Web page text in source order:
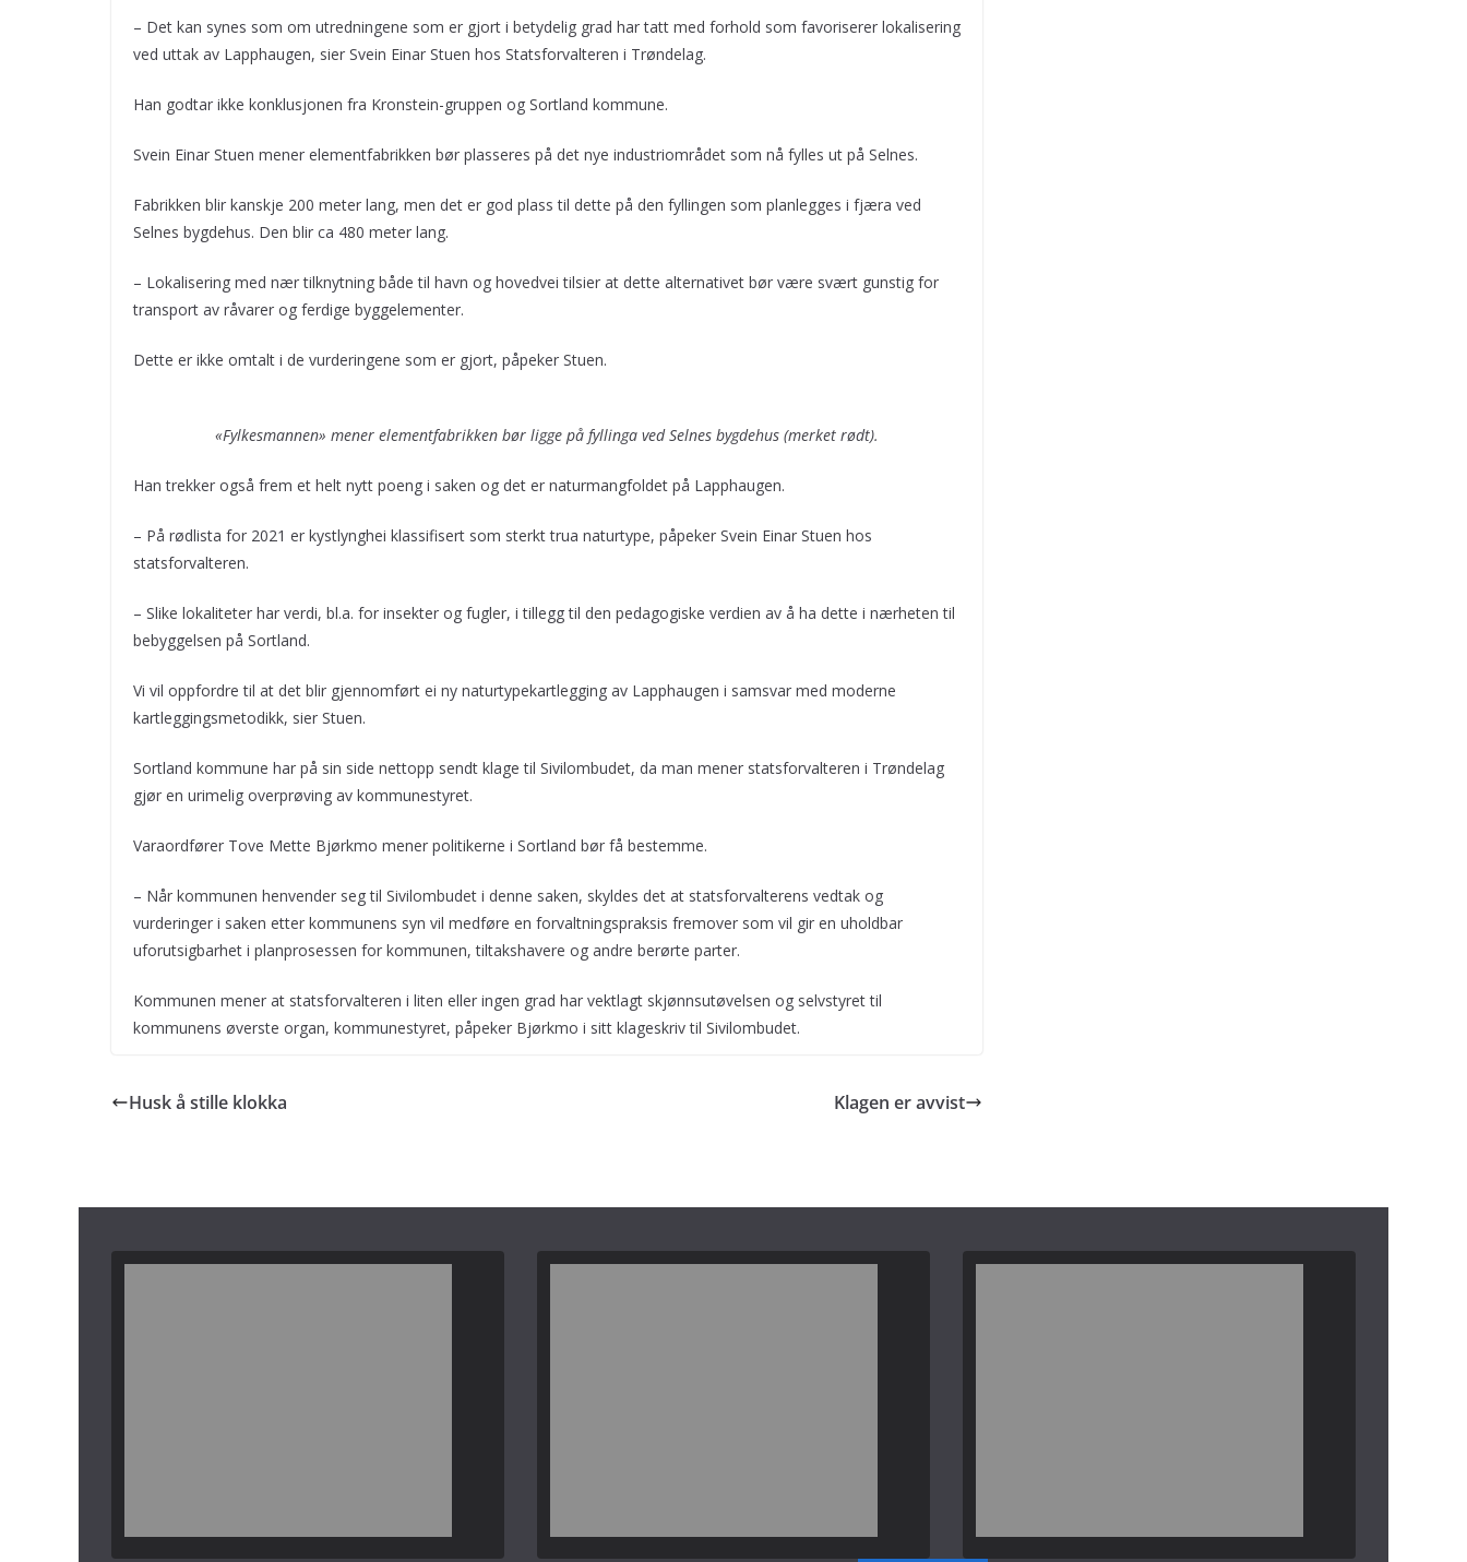
– Det kan synes som om utredningene som er gjort i betydelig grad har tatt med forhold som favoriserer lokalisering
ved uttak av Lapphaugen, sier Svein Einar Stuen hos Statsforvalteren i Trøndelag.
Han godtar ikke konklusjonen fra Kronstein-gruppen og Sortland kommune.
Svein Einar Stuen mener elementfabrikken bør plasseres på det nye industriområdet som nå fylles ut på Selnes.
Fabrikken blir kanskje 200 meter lang, men det er god plass til dette på den fyllingen som planlegges i fjæra ved
Selnes bygdehus. Den blir ca 480 meter lang.
– Lokalisering med nær tilknytning både til havn og hovedvei tilsier at dette alternativet bør være svært gunstig for
transport av råvarer og ferdige byggelementer.
Dette er ikke omtalt i de vurderingene som er gjort, påpeker Stuen.
«Fylkesmannen» mener elementfabrikken bør ligge på fyllinga ved Selnes bygdehus (merket rødt).
Han trekker også frem et helt nytt poeng i saken og det er naturmangfoldet på Lapphaugen.
– På rødlista for 2021 er kystlynghei klassifisert som sterkt trua naturtype, påpeker Svein Einar Stuen hos
statsforvalteren.
– Slike lokaliteter har verdi, bl.a. for insekter og fugler, i tillegg til den pedagogiske verdien av å ha dette i nærheten til
bebyggelsen på Sortland.
Vi vil oppfordre til at det blir gjennomført ei ny naturtypekartlegging av Lapphaugen i samsvar med moderne
kartleggingsmetodikk, sier Stuen.
Sortland kommune har på sin side nettopp sendt klage til Sivilombudet, da man mener statsforvalteren i Trøndelag
gjør en urimelig overprøving av kommunestyret.
Varaordfører Tove Mette Bjørkmo mener politikerne i Sortland bør få bestemme.
– Når kommunen henvender seg til Sivilombudet i denne saken, skyldes det at statsforvalterens vedtak og
vurderinger i saken etter kommunens syn vil medføre en forvaltningspraksis fremover som vil gir en uholdbar
uforutsigbarhet i planprosessen for kommunen, tiltakshavere og andre berørte parter.
Kommunen mener at statsforvalteren i liten eller ingen grad har vektlagt skjønnsutøvelsen og selvstyret til
kommunens øverste organ, kommunestyret, påpeker Bjørkmo i sitt klageskriv til Sivilombudet.
Husk å stille klokka Klagen er avvist